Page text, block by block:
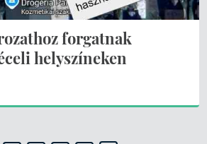
forgatnak
helyszíneken